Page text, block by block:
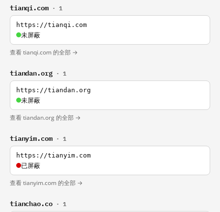
tianqi.com · 1
https://tianqi.com
未屏蔽
查看 tianqi.com 的全部 →
tiandan.org · 1
https://tiandan.org
未屏蔽
查看 tiandan.org 的全部 →
tianyim.com · 1
https://tianyim.com
已屏蔽
查看 tianyim.com 的全部 →
tianchao.co · 1